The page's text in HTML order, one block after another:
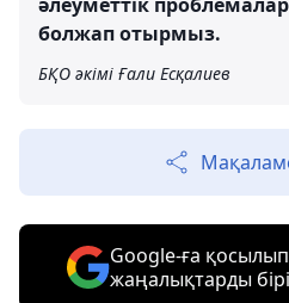
болжап отырмыз.
БҚО әкімі Ғали Есқалиев
Google-ға
жаңалықтарды